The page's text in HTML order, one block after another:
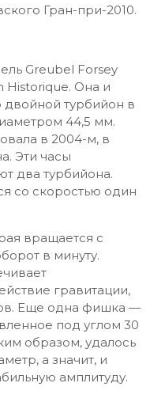
Гран-при-2010.
Greubel Forsey
Historique. Она и
двойной турбийон в
44,5 мм.
в 2004-м, в
Эти часы
два турбийона.
со скоростью один
вращается с
в минуту.
гравитации,
Еще одна фишка —
под углом 30
образом, удалось
а значит, и
амплитуду.